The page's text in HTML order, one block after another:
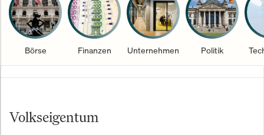
Börse Finanzen Unternehmen Politik
Volkseigentum